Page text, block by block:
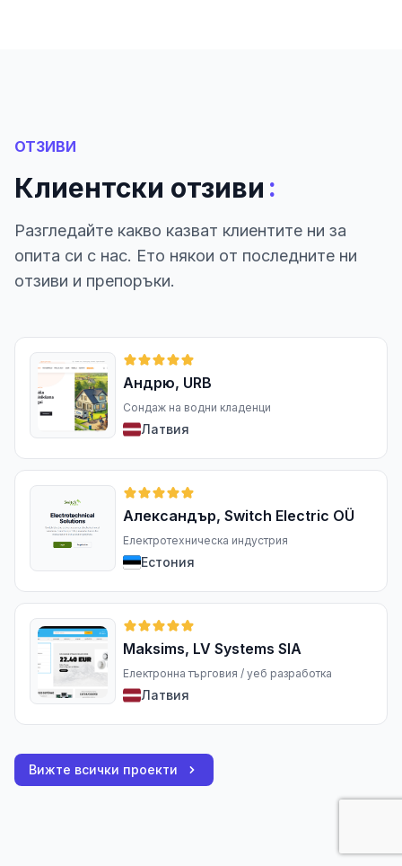
ОТЗИВИ
Клиентски отзиви :
Разгледайте какво казват клиентите ни за
опита си с нас. Ето някои от последните ни
отзиви и препоръки.
Андрю, URB
Сондаж на водни кладенци
Латвия
Александър, Switch Electric OÜ
Електротехническа индустрия
Естония
Maksims, LV Systems SIA
Електронна търговия / уеб разработка
Латвия
Вижте всички проекти